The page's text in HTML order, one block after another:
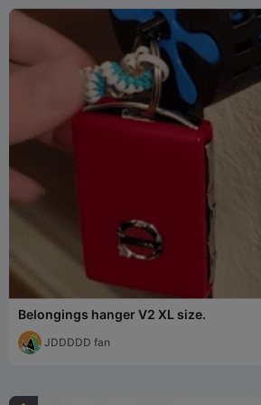
Belongings hanger V2 XL size.
JDDDDD fan